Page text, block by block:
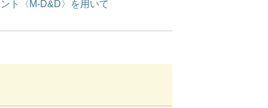
ト〈M-D&D〉を用いて